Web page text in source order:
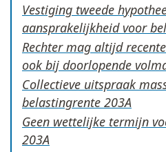
Vestiging tweede
aansprakelijkheid voor
Rechter mag altijd
ook bij doorlopende
Collectieve uitspraak
belastingrente
Geen wettelijke termijn